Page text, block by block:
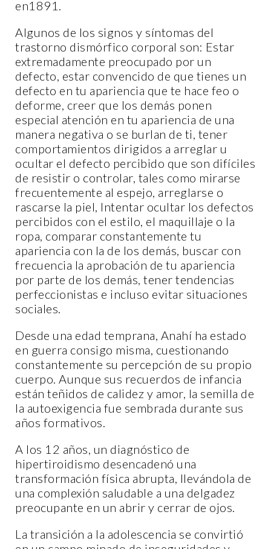
en1891.
Algunos de los signos y síntomas del
trastorno dismórfico corporal son: Estar
extremadamente preocupado por un
defecto, estar convencido de que tienes un
defecto en tu apariencia que te hace feo o
deforme, creer que los demás ponen
especial atención en tu apariencia de una
manera negativa o se burlan de ti, tener
comportamientos dirigidos a arreglar u
ocultar el defecto percibido que son difíciles
de resistir o controlar, tales como mirarse
frecuentemente al espejo, arreglarse o
rascarse la piel, Intentar ocultar los defectos
percibidos con el estilo, el maquillaje o la
ropa, comparar constantemente tu
apariencia con la de los demás, buscar con
frecuencia la aprobación de tu apariencia
por parte de los demás, tener tendencias
perfeccionistas e incluso evitar situaciones
sociales.
Desde una edad temprana, Anahí ha estado
en guerra consigo misma, cuestionando
constantemente su percepción de su propio
cuerpo. Aunque sus recuerdos de infancia
están teñidos de calidez y amor, la semilla de
la autoexigencia fue sembrada durante sus
años formativos.
A los 12 años, un diagnóstico de
hipertiroidismo desencadenó una
transformación física abrupta, llevándola de
una complexión saludable a una delgadez
preocupante en un abrir y cerrar de ojos.
La transición a la adolescencia se convirtió